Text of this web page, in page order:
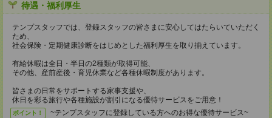
待遇・福利厚生
テンプスタッフでは、登録スタッフの皆さまに安心してはたらいていただく
ため、
社会保険・定期健康診断をはじめとした福利厚生を取り揃えています。
有給休暇は全日・半日の2種類が取得可能、
その他、産前産後・育児休業など各種休暇制度があります。
皆さまの日常をサポートする家事支援や、
休日を彩る旅行や各種施設が割引になる優待サービスをご用意！
ポイント！
~テンプスタッフに登録している方へのお得な優待サービス~